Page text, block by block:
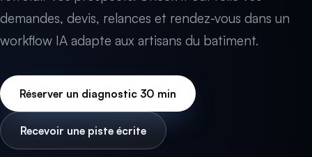
demandes, devis, relances et rendez-vous dans un
workflow IA adapte aux artisans du batiment.
Réserver un diagnostic 30 min
Recevoir une piste écrite